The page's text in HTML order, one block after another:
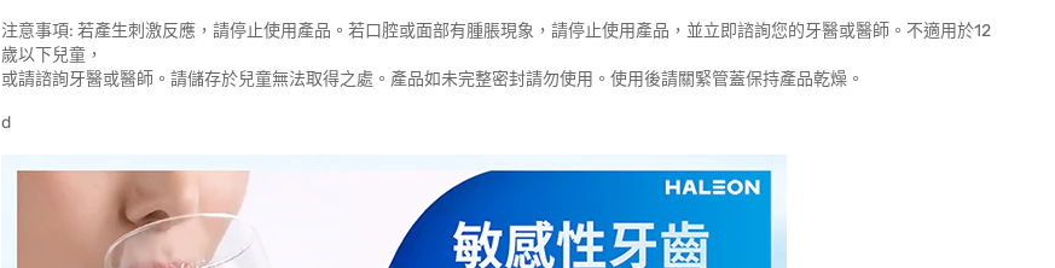
注意事項: 若產生刺激反應，請停止使用產品。若口腔或面部有腫脹現象，請停止使用產品，並立即諮詢您的牙醫或醫師。不適用於12
歲以下兒童，
或請諮詢牙醫或醫師。請儲存於兒童無法取得之處。產品如未完整密封請勿使用。使用後請關緊管蓋保持產品乾燥。
d